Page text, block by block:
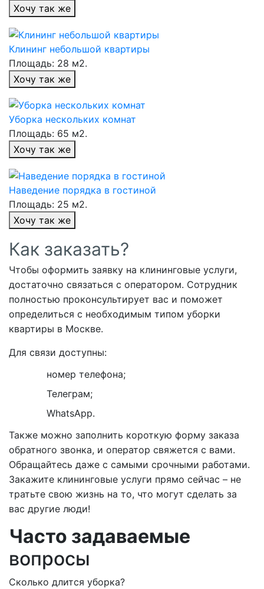
Хочу так же
Клининг небольшой квартиры
Площадь: 28 м2.
Хочу так же
Уборка нескольких комнат
Площадь: 65 м2.
Хочу так же
Наведение порядка в гостиной
Площадь: 25 м2.
Хочу так же
Как заказать?
Чтобы оформить заявку на клининговые услуги,
достаточно связаться с оператором. Сотрудник
полностью проконсультирует вас и поможет
определиться с необходимым типом уборки
квартиры в Москве.
Для связи доступны:
номер телефона;
Телеграм;
WhatsApp.
Также можно заполнить короткую форму заказа
обратного звонка, и оператор свяжется с вами.
Обращайтесь даже с самыми срочными работами.
Закажите клининговые услуги прямо сейчас – не
тратьте свою жизнь на то, что могут сделать за
вас другие люди!
Часто задаваемые
вопросы
Сколько длится уборка?